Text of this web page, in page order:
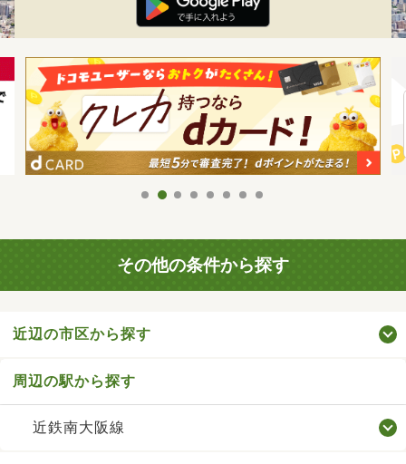
その他の条件から探す
近辺の市区から探す
周辺の駅から探す
近鉄南大阪線